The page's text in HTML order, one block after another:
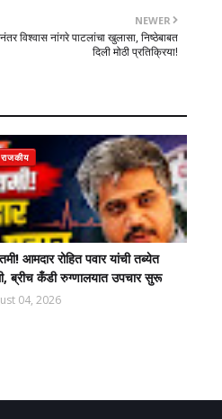
NEWER
विश्वास नांगरे पाटलांचा खुलासा, निष्ठेबाबत
दिली मोठी प्रतिक्रिया!
राजकीय
आमदार रोहित पवार यांची तब्येत
ब्रीच कँडी रुग्णालयात उपचार सुरू
04, 2026